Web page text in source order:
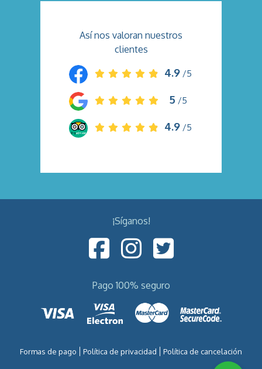
Así nos valoran nuestros
clientes
4.9 /5
5 /5
4.9 /5
¡Síganos!
Pago 100% seguro
Formas de pago Política de privacidad Política de cancelación